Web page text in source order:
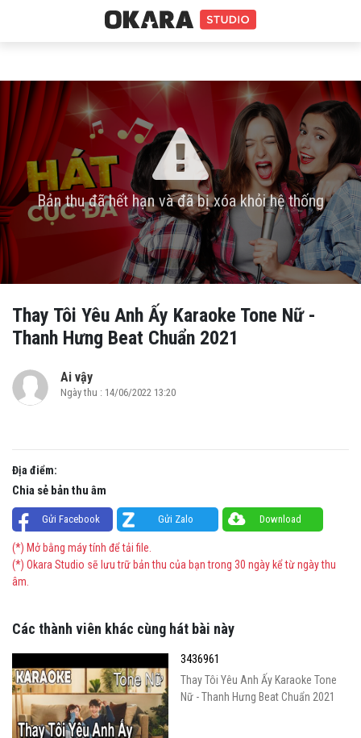
Bản thu đã hết hạn và đã bị xóa khỏi hệ thống
Thay Tôi Yêu Anh Ấy Karaoke Tone Nữ -
Thanh Hưng Beat Chuẩn 2021
Ai vậy
Ngày thu : 14/06/2022 13:20
Địa điểm:
Chia sẻ bản thu âm
Gửi Facebook Gửi Zalo Download
(*) Mở bằng máy tính để tải file.
(*) Okara Studio sẽ lưu trữ bản thu của bạn trong 30 ngày kể từ ngày thu
âm.
Các thành viên khác cùng hát bài này
3436961
Thay Tôi Yêu Anh Ấy Karaoke Tone
Nữ - Thanh Hưng Beat Chuẩn 2021